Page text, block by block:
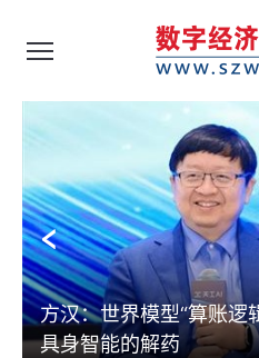
数字经济观察
方汉：世界模型“算账逻
具身智能的解药